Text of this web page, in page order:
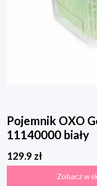
Pojemnik OXO
11140000 biały
129.9 zł
Zobacz w